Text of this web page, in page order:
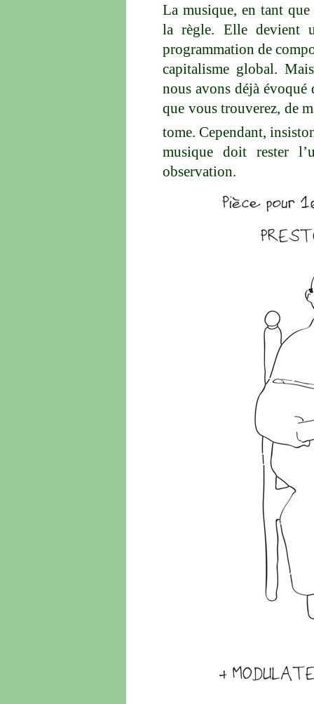
La musique, en tant que
la règle. Elle devient
programmation de
capitalisme global.
nous avons déjà
que vous trouverez, de
tome. Cependant,
musique doit rester
observation.